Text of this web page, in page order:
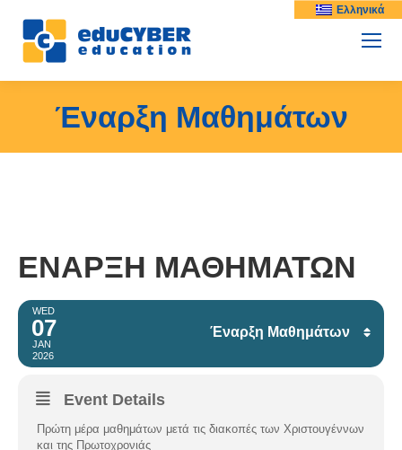
Έναρξη Μαθημάτων
ΈΝΑΡΞΗ ΜΑΘΗΜΆΤΩΝ
2026
WED
07
JAN
Έναρξη Μαθημάτων
Event Details
Πρώτη μέρα μαθημάτων μετά τις διακοπές των Χριστουγέννων
και της Πρωτοχρονιάς
Ελληνικά